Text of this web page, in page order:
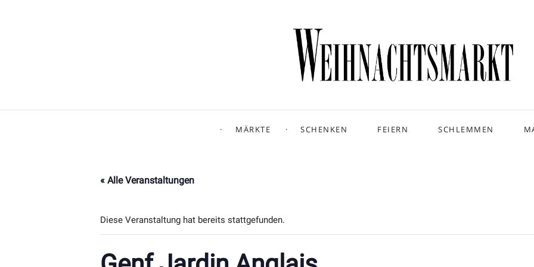
MÄRKTE SCHENKEN FEIERN SCHLEMMEN
« Alle Veranstaltungen
Diese Veranstaltung hat bereits stattgefunden.